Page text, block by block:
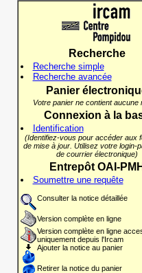
Recherche
Recherche simple
Recherche avancée
Panier
Votre panier ne contient aucune
Connexion à la
Identification
(Identifiez-vous pour accéder aux
de mise à jour. Utilisez votre login-
de courrier électronique)
Entrepôt OAI-PMH
Soumettre une requête
Consulter la notice détaillée
Version complète en ligne
Version complète en ligne
uniquement depuis l'Ircam
Ajouter la notice au panier
Retirer la notice du panier